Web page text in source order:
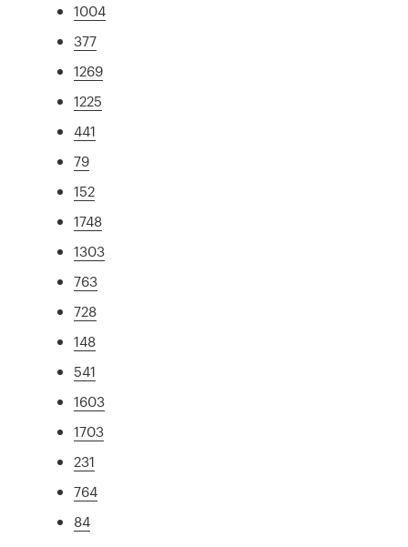
1004
377
1269
1225
441
79
152
1748
1303
763
728
148
541
1603
1703
231
764
84